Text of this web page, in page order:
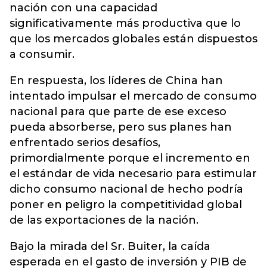
nación con una capacidad
significativamente más productiva que lo
que los mercados globales están dispuestos
a consumir.
En respuesta, los líderes de China han
intentado impulsar el mercado de consumo
nacional para que parte de ese exceso
pueda absorberse, pero sus planes han
enfrentado serios desafíos,
primordialmente porque el incremento en
el estándar de vida necesario para estimular
dicho consumo nacional de hecho podría
poner en peligro la competitividad global
de las exportaciones de la nación.
Bajo la mirada del Sr. Buiter, la caída
esperada en el gasto de inversión y PIB de